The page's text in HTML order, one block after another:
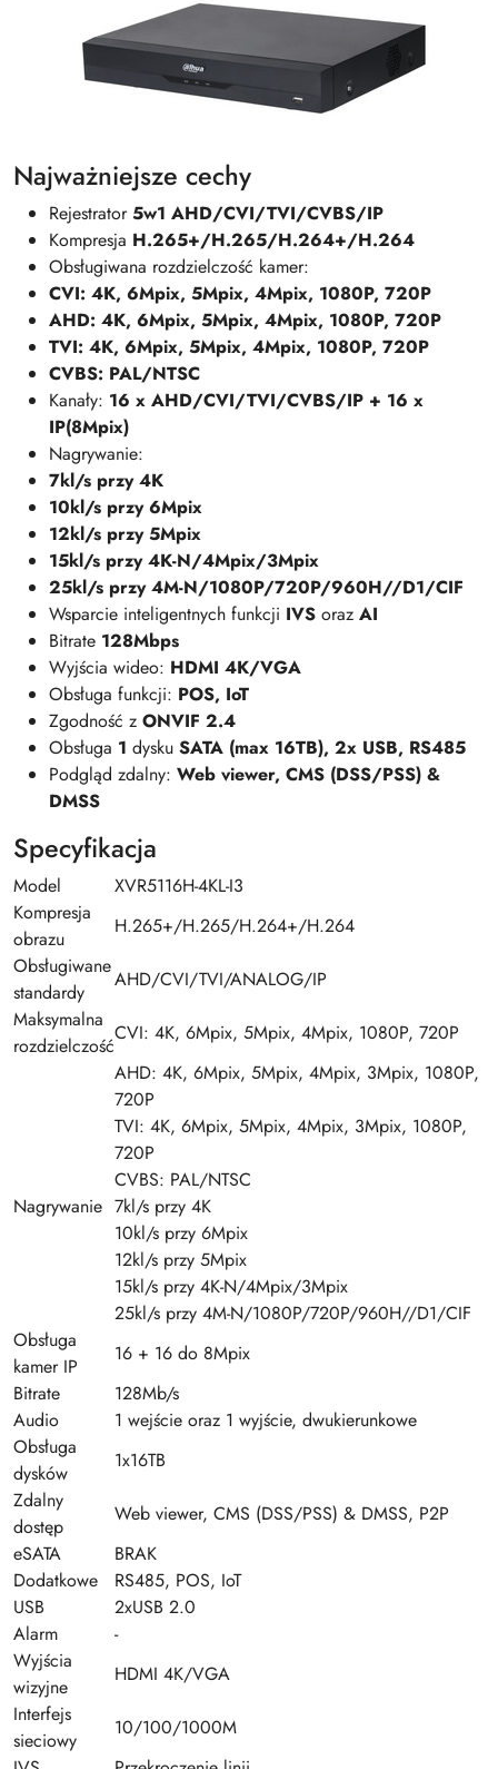
Najważniejsze cechy
Rejestrator5w1 AHD/CVI/TVI/CVBS/IP
Kompresja H.265+/H.265/H.264+/H.264
Obsługiwana rozdzielczość kamer:
CVI: 4K, 6Mpix, 5Mpix, 4Mpix, 1080P, 720P
AHD: 4K, 6Mpix, 5Mpix, 4Mpix, 1080P, 720P
TVI: 4K, 6Mpix, 5Mpix, 4Mpix, 1080P, 720P
CVBS: PAL/NTSC
Kanały: 16 x AHD/CVI/TVI/CVBS/IP + 16 x
IP(8Mpix)
Nagrywanie:
7kl/s przy 4K
10kl/s przy 6Mpix
12kl/s przy 5Mpix
15kl/s przy 4K-N/4Mpix/3Mpix
25kl/s przy 4M-N/1080P/720P/960H//D1/CIF
Wsparcie inteligentnych funkcji IVS oraz AI
Bitrate 128Mbps
Wyjścia wideo: HDMI 4K/VGA
Obsługa funkcji: POS, IoT
Zgodność z ONVIF 2.4
Obsługa 1 dysku SATA (max 16TB), 2x USB, RS485
Podgląd zdalny: Web viewer, CMS (DSS/PSS) &
DMSS
Specyfikacja
Model
XVR5116H-4KL-I3
Kompresja
obrazu
H.265+/H.265/H.264+/H.264
Obsługiwane
standardy
AHD/CVI/TVI/ANALOG/IP
Maksymalna
rozdzielczość
CVI: 4K, 6Mpix, 5Mpix, 4Mpix, 1080P, 720P
AHD: 4K, 6Mpix, 5Mpix, 4Mpix, 3Mpix, 1080P,
720P
TVI: 4K, 6Mpix, 5Mpix, 4Mpix, 3Mpix, 1080P,
720P
CVBS: PAL/NTSC
Nagrywanie 7kl/s przy 4K
10kl/s przy 6Mpix
12kl/s przy 5Mpix
15kl/s przy 4K-N/4Mpix/3Mpix
25kl/s przy 4M-N/1080P/720P/960H//D1/CIF
Obsługa
kamer IP
16 + 16 do 8Mpix
Bitrate
128Mb/s
Audio
1 wejście oraz 1 wyjście, dwukierunkowe
Obsługa
dysków
1x16TB
Zdalny
dostęp
Web viewer, CMS (DSS/PSS) & DMSS, P2P
eSATA
BRAK
Dodatkowe
RS485, POS, IoT
USB
2xUSB 2.0
Alarm
-
Wyjścia
wizyjne
HDMI 4K/VGA
Interfejs
sieciowy
10/100/1000M